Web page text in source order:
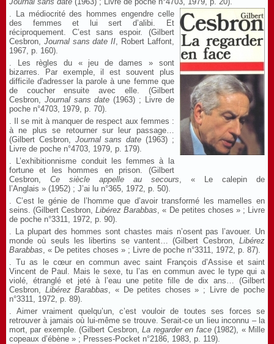
. La médiocrité des hommes engendre celle
des femmes et lui sert d’alibi. Et
réciproquement. C’est sans espoir. (Gilbert
Cesbron, Journal sans date II, Robert Laffont,
1967, p. 160).
. Les règles du « jeu de dames » sont
bizarres. Par exemple, il est souvent plus
difficile d'adresser la parole à une femme que
de coucher ensuite avec elle. (Gilbert
Cesbron, Journal sans date (1963) ; Livre de
poche n°4703, 1979, p. 70).
. Il se mit à manquer de respect aux femmes :
à ne plus se retourner sur leur passage…
(Gilbert Cesbron, Journal sans date (1963) ;
Livre de poche n°4703, 1979, p. 179).
. L’exhibitionnisme conduit les femmes à la
fortune et les hommes en prison. (Gilbert
Cesbron, Ce siècle appelle au secours, « Le calepin de
l’Anglais » (1952) ; J’ai lu n°365, 1972, p. 50).
. C’est le génie de l’homme que d’avoir transformé les mamelles en
seins. (Gilbert Cesbron,Libérez Barabbas, « De petites choses » ; Livre
de poche n°3311, 1972, p. 90).
. La plupart des hommes sont chastes mais n’osent pas l’avouer. Un
monde où seuls les libertins se vantent… (Gilbert Cesbron, Libérez
Barabbas, « De petites choses » ; Livre de poche n°3311, 1972, p. 87).
. Tu as le cœur en commun avec saint François d’Assise et saint
Vincent de Paul. Mais le sexe, tu l’as en commun avec le type qui a
violé, étranglé et jeté à l’eau une petite fille de dix ans… (Gilbert
Cesbron, Libérez Barabbas, « De petites choses » ; Livre de poche
n°3311, 1972, p. 89).
. Aimer vraiment quelqu’un, c’est vouloir de toutes ses forces se
retrouver à jamais où lui-même se trouve. Serait-ce un lieu inconnu – la
mort, par exemple. (Gilbert Cesbron,La regarder en face(1982), « Mille
copeaux d’ébène » ; Presses-Pocket n°2186, 1983, p. 119).